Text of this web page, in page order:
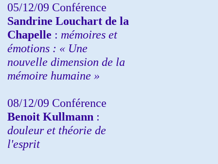
05/12/09 Conférence
Sandrine Louchart de la
Chapelle : mémoires et
émotions : « Une
nouvelle dimension de la
mémoire humaine »
08/12/09 Conférence
Benoit Kullmann :
douleur et théorie de
l'esprit